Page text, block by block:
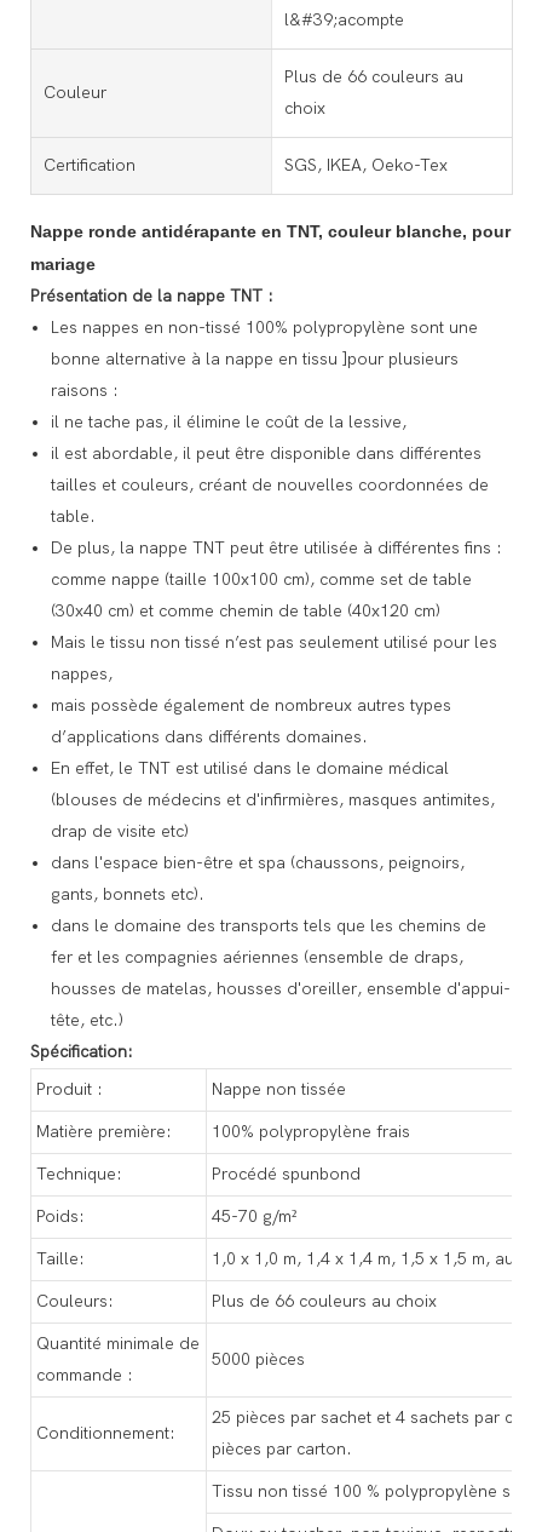
l&#39;acompte
Couleur
Plus de 66 couleurs au
choix
Certification SGS, IKEA, Oeko-Tex
Nappe ronde antidérapante en TNT, couleur blanche, pour
mariage
Présentation de la nappe TNT :
Les nappes en non-tissé 100% polypropylène sont une
bonne alternative à la nappe en tissu ]pour plusieurs
raisons :
il ne tache pas, il élimine le coût de la lessive,
il est abordable, il peut être disponible dans différentes
tailles et couleurs, créant de nouvelles coordonnées de
table.
De plus, la nappe TNT peut être utilisée à différentes fins :
comme nappe (taille 100x100 cm), comme set de table
(30x40 cm) et comme chemin de table (40x120 cm)
Mais le tissu non tissé n’est pas seulement utilisé pour les
nappes,
mais possède également de nombreux autres types
d’applications dans différents domaines.
En effet, le TNT est utilisé dans le domaine médical
(blouses de médecins et d'infirmières, masques antimites,
drap de visite etc)
dans l'espace bien-être et spa (chaussons, peignoirs,
gants, bonnets etc).
dans le domaine des transports tels que les chemins de
fer et les compagnies aériennes (ensemble de draps,
housses de matelas, housses d'oreiller, ensemble d'appui-
tête, etc.)
Spécification:
Produit :
Nappe non tissée
Matière première: 100% polypropylène frais
Technique: Procédé spunbond
Poids: 45-70 g/m²
Taille: 1,0 x 1,0 m, 1,4 x 1,4 m, 1,5 x 1,5 m, autre
Couleurs: Plus de 66 couleurs au choix
Quantité minimale de
commande :
5000 pièces
Conditionnement:
25 pièces par sachet et 4 sachets par
pièces par carton.
Tissu non tissé 100 % polypropylène